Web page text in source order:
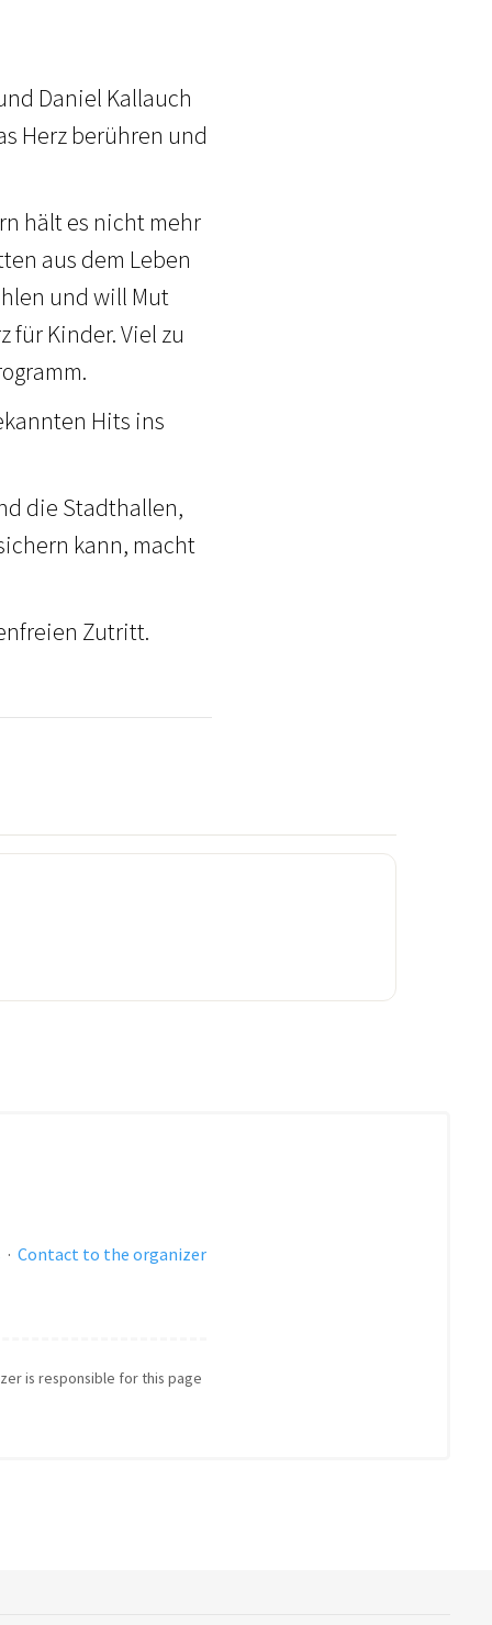
Daniel Kallauch
Herz berühren und
hält es nicht mehr
aus dem Leben
und will Mut
für Kinder. Viel zu
Hits ins
die Stadthallen,
kann, macht
Zutritt.
· Contact to the organizer
is responsible for this page